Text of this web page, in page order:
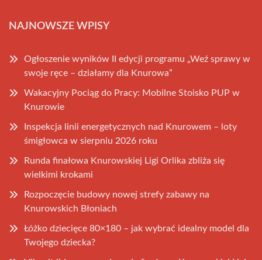
NAJNOWSZE WPISY
Ogłoszenie wyników II edycji programu „Weź sprawy w
swoje ręce – działamy dla Knurowa”
Wakacyjny Pociąg do Pracy: Mobilne Stoisko PUP w
Knurowie
Inspekcja linii energetycznych nad Knurowem – loty
śmigłowca w sierpniu 2026 roku
Runda finałowa Knurowskiej Ligi Orlika zbliża się
wielkimi krokami
Rozpoczęcie budowy nowej strefy zabawy na
Knurowskich Błoniach
Łóżko dziecięce 80×180 – jak wybrać idealny model dla
Twojego dziecka?